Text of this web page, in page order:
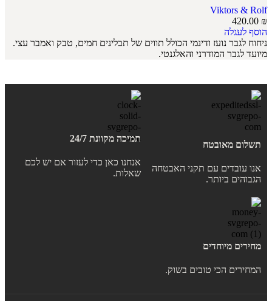
Viktors & Rolf
420.00 ₪
הוסף לעגלה
ניחוח לגבר נועז ודינמי הכולל תווים של תבלינים חמים, טבק ואמבר עצי.
מיועד לגבר המודרני והאלגנטי.
תשלום מאובטח
אנו עובדים עם תקני האבטחה
הגבוהים ביותר.
תמיכה מקוונת 24/7
אנחנו כאן כדי לעזור אם יש לכם
שאלות.
מחירים מיוחדים
המחירים הכי טובים בשוק.